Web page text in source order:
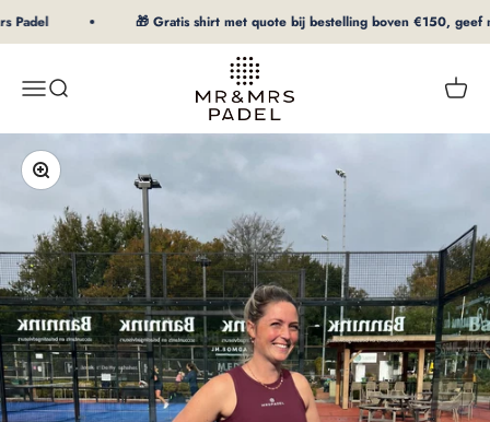
Naar inhoud
Padel 🎁 Gratis shirt met quote bij bestelling boven €150, geef
MenuZoeken
mrpadel.com
In-/uitzoomen